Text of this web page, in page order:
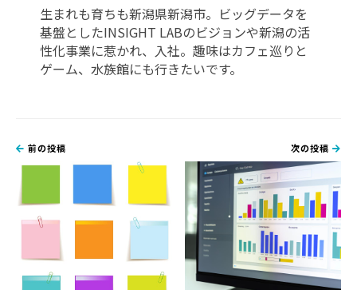
生まれも育ちも新潟県新潟市。ビッグデータを
基盤としたINSIGHT LABのビジョンや新潟の活
性化事業に惹かれ、入社。趣味はカフェ巡りと
ゲーム、水族館にも行きたいです。
前の投稿 次の投稿